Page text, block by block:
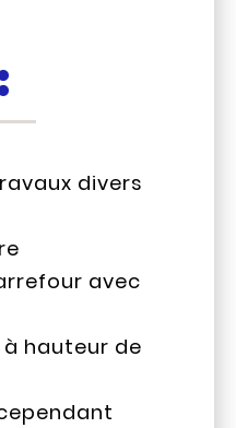
divers
avec
à hauteur de